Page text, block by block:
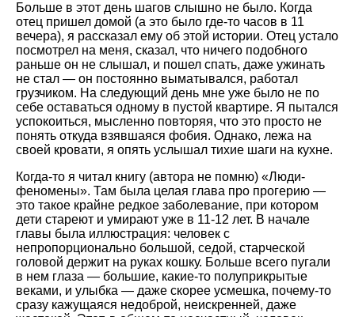
Больше в этот день шагов слышно не было. Когда
отец пришел домой (а это было где-то часов в 11
вечера), я рассказал ему об этой истории. Отец устало
посмотрел на меня, сказал, что ничего подобного
раньше он не слышал, и пошел спать, даже ужинать
не стал — он постоянно выматывался, работал
грузчиком. На следующий день мне уже было не по
себе оставаться одному в пустой квартире. Я пытался
успокоиться, мысленно повторяя, что это просто не
понять откуда взявшаяся фобия. Однако, лежа на
своей кровати, я опять услышал тихие шаги на кухне.
Когда-то я читал книгу (автора не помню) «Люди-
феномены». Там была целая глава про прогерию —
это такое крайне редкое заболевание, при котором
дети стареют и умирают уже в 11-12 лет. В начале
главы была иллюстрация: человек с
непропорционально большой, седой, старческой
головой держит на руках кошку. Больше всего пугали
в нем глаза — большие, какие-то полуприкрытые
веками, и улыбка — даже скорее усмешка, почему-то
сразу кажущаяся недоброй, неискренней, даже